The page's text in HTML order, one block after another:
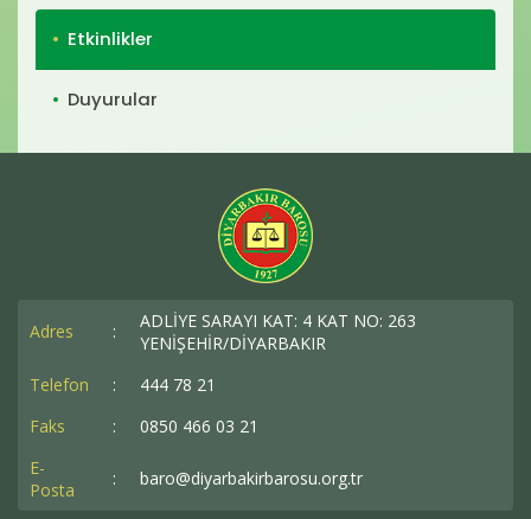
Etkinlikler
Duyurular
Adres :
ADLİYE SARAYI KAT: 4 KAT NO: 263
YENİŞEHİR/DİYARBAKIR
Telefon
:
444 78 21
Faks
:
0850 466 03 21
E-
Posta
: baro@diyarbakirbarosu.org.tr